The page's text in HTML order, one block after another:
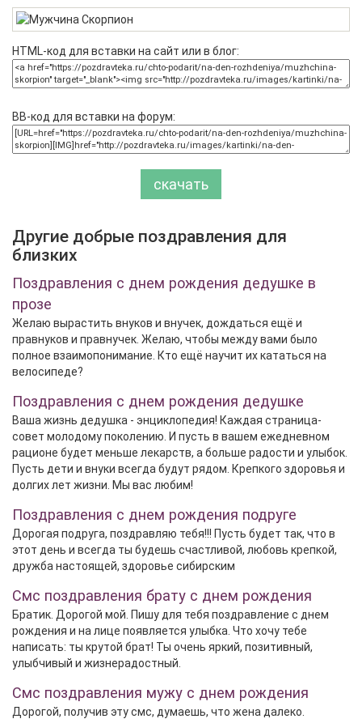
HTML-код для вставки на сайт или в блог:
BB-код для вставки на форум:
скачать
Другие добрые поздравления для
близких
Поздравления с днем рождения дедушке в
прозе
Желаю вырастить внуков и внучек, дождаться ещё и
правнуков и правнучек. Желаю, чтобы между вами было
полное взаимопонимание. Кто ещё научит их кататься на
велосипеде?
Поздравления с днем рождения дедушке
Ваша жизнь дедушка - энциклопедия! Каждая страница-
совет молодому поколению. И пусть в вашем ежедневном
рационе будет меньше лекарств, а больше радости и улыбок.
Пусть дети и внуки всегда будут рядом. Крепкого здоровья и
долгих лет жизни. Мы вас любим!
Поздравления с днем рождения подруге
Дорогая подруга, поздравляю тебя!!! Пусть будет так, что в
этот день и всегда ты будешь счастливой, любовь крепкой,
дружба настоящей, здоровье сибирским
Смс поздравления брату с днем рождения
Братик. Дорогой мой. Пишу для тебя поздравление с днем
рождения и на лице появляется улыбка. Что хочу тебе
написать: ты крутой брат! Ты очень яркий, позитивный,
улыбчивый и жизнерадостный.
Смс поздравления мужу с днем рождения
Дорогой, получив эту смс, думаешь, что жена далеко.